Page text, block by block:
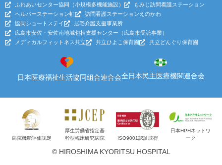
ふれあいセンター協同（小規模多機能施設）
もみじ訪問看護ステーション
ヘルパーステーション虹
訪問看護ステーションえのかわ
協同ショートステイ
居宅介護支援事業所
広島市安佐・安佐南地域包括支援センター（広島市受託事業）
メディカルフィットネス共立
共立ひよこ保育園 共立どんぐり保育園
日本医療福祉生活協同組合連合会全日本民主医療機関連合会
病院機能評価認定
厚生労働省指定基
幹型臨床研究病院
ISO9001認証取得
日本HPHネットワ
ーク
© HIROSHIMA KYORITSU HOSPITAL